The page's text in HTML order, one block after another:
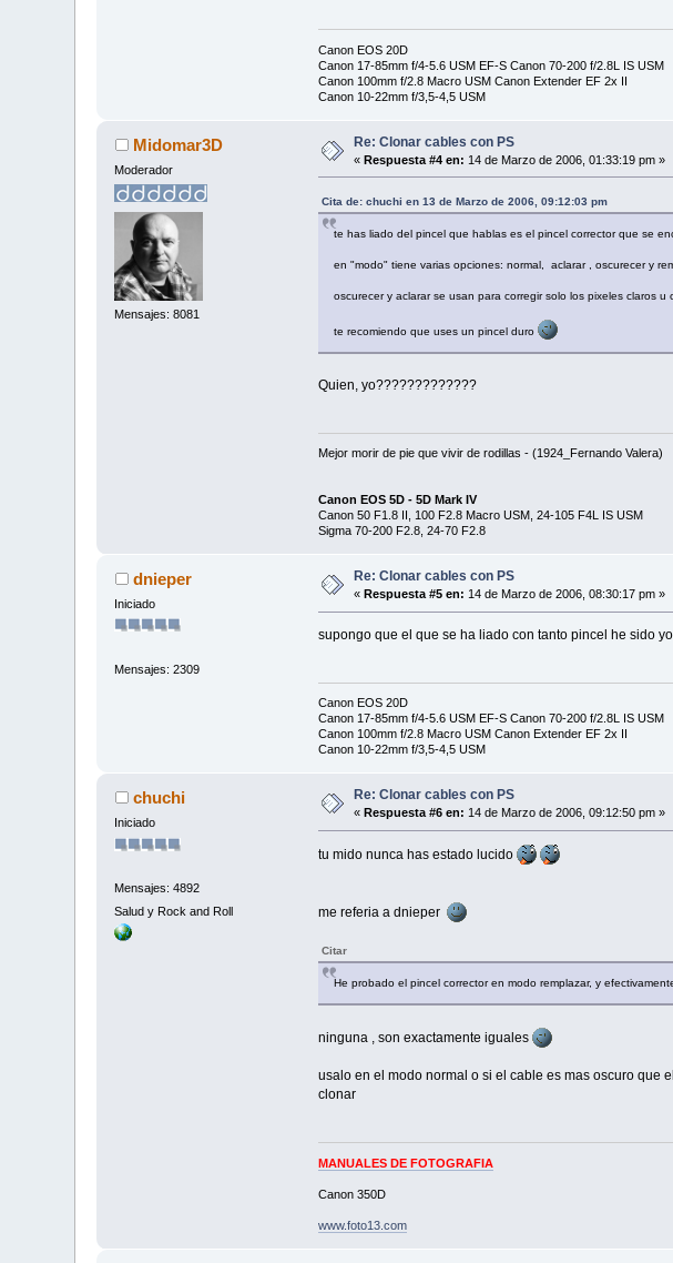
Canon EOS 20D
Canon 17-85mm f/4-5.6 USM EF-S Canon 70-200 f/2.8L IS USM
Canon 100mm f/2.8 Macro USM Canon Extender EF 2x II
Canon 10-22mm f/3,5-4,5 USM
Midomar3D
Moderador
Mensajes: 8081
Re: Clonar cables con PS
«Respuesta #4 en: 14 de Marzo de 2006, 01:33:19 pm »
Cita de: chuchi en 13 de Marzo de 2006, 09:12:03 pm
te has liado del pincel que hablas es el pincel corrector que se
en "modo" tiene varias opciones: normal, aclarar , oscurecer y
oscurecer y aclarar se usan para corregir solo los pixeles claros
te recomiendo que uses un pincel duro
Quien, yo?????????????
Mejor morir de pie que vivir de rodillas - (1924_Fernando Valera)
Canon EOS 5D - 5D Mark IV
Canon 50 F1.8 II, 100 F2.8 Macro USM, 24-105 F4L IS USM
Sigma 70-200 F2.8, 24-70 F2.8
dnieper
Iniciado
Mensajes: 2309
Re: Clonar cables con PS
«Respuesta #5 en: 14 de Marzo de 2006, 08:30:17 pm »
supongo que el que se ha liado con tanto pincel he sido yo
Canon EOS 20D
Canon 17-85mm f/4-5.6 USM EF-S Canon 70-200 f/2.8L IS USM
Canon 100mm f/2.8 Macro USM Canon Extender EF 2x II
Canon 10-22mm f/3,5-4,5 USM
chuchi
Iniciado
Mensajes: 4892
Salud y Rock and Roll
Re: Clonar cables con PS
« Respuesta #6 en: 14 de Marzo de 2006, 09:12:50 pm »
tu mido nunca has estado lucido
me referia a dnieper
Citar
He probado el pincel corrector en modo remplazar, y
ninguna , son exactamente iguales
usalo en el modo normal o si el cable es mas oscuro que
clonar
MANUALES DE FOTOGRAFIA
Canon 350D
www.foto13.com